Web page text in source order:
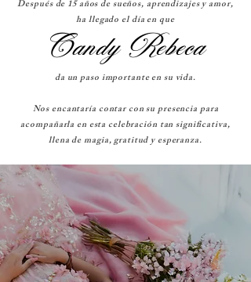
Después de 15 años de sueños, aprendizajes y amor,
ha llegado el día en que
Candy Rebeca
da un paso importante en su vida.
Nos encantaría contar con su presencia para
acompañarla en esta celebración tan significativa,
llena de magia, gratitud y esperanza.